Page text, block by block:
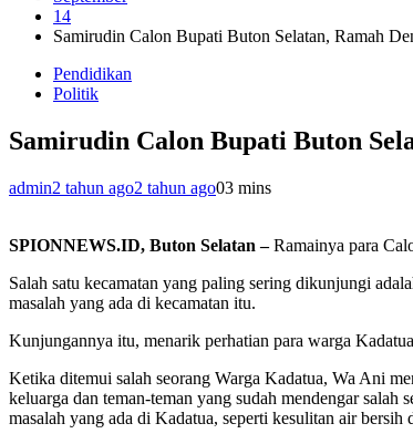
14
Samirudin Calon Bupati Buton Selatan, Ramah
Pendidikan
Politik
Samirudin Calon Bupati Buton
admin2 tahun ago2 tahun ago03 mins
SPIONNEWS.ID, Buton Selatan –Ramainya para
Salah satu kecamatan yang paling sering dikunjungi
masalah yang ada di kecamatan itu.
Kunjungannya itu, menarik perhatian para warga
Ketika ditemui salah seorang Warga Kadatua, Wa Ani
keluarga dan teman-teman yang sudah mendengar
masalah yang ada di Kadatua, seperti kesulitan air